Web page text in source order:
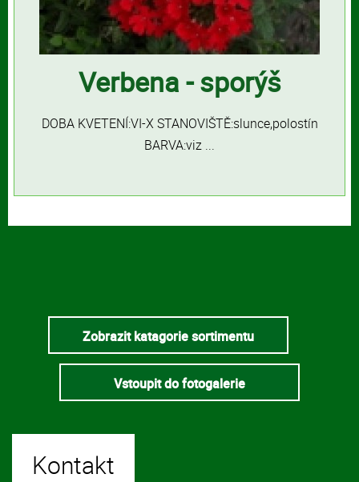
Verbena - sporýš
DOBA KVETENÍ:VI-X STANOVIŠTĚ:slunce,polostín
BARVA:viz ...
Zobrazit katagorie sortimentu
Vstoupit do fotogalerie
Kontakt